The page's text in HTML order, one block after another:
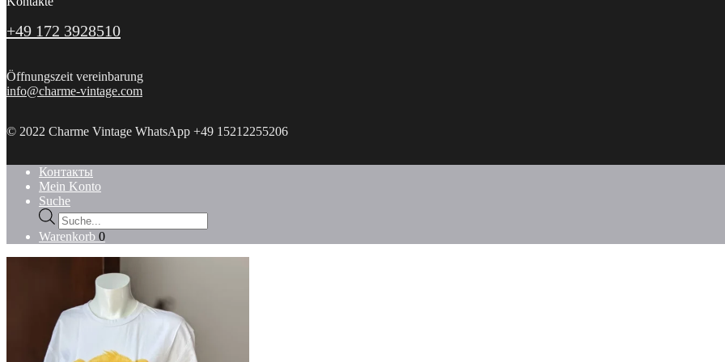
+49 172 3928510
Öffnungszeit vereinbarung
info@charme-vintage.com
© 2022 Charme Vintage WhatsApp +49 15212255206
Контакты
Mein Konto
Suche
Products
search
Warenkorb 0